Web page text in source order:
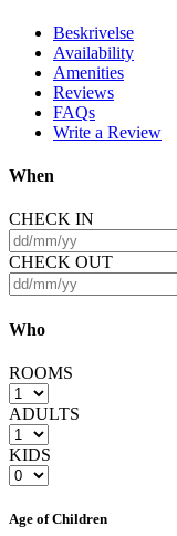
Beskrivelse
Availability
Amenities
Reviews
FAQs
Write a Review
When
CHECK IN
CHECK OUT
Who
ROOMS
ADULTS
KIDS
Age of Children